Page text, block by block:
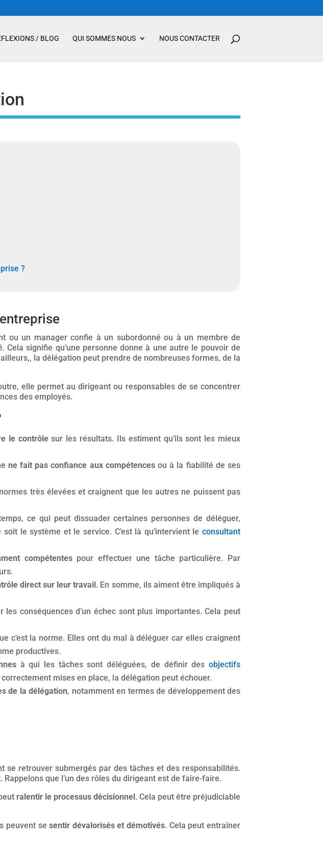
/ BLOG QUI SOMMES NOUS NOUS CONTACTER
?
ou un manager confie à un subordonné ou à un membre de
signifie qu’une personne donne à une autre le pouvoir de
la délégation peut prendre de nombreuses formes, de la
elle permet au dirigeant ou responsables de se concentrer
des employés.
le contrôlesur les résultats. Ils estiment qu’ils sont les mieux
ne fait pas confiance aux compétencesou à la fiabilité de ses
très élevées et craignent que les autres ne puissent pas
ce qui peut dissuader certaines personnes de déléguer,
le système et le service. C’est là qu’intervient le consultant
compétentespour effectuer une tâche particulière. Par
direct sur leur travail. En somme, ils aiment être impliqués à
les conséquences d’un échec sont plus importantes. Cela peut
c’est la norme. Elles ont du mal à déléguer car elles craignent
productives.
à qui les tâches sont déléguées, de définir desobjectifs
mises en place, la délégation peut échouer.
de la délégation, notamment en termes de développement des
se retrouver submergés par des tâches et des responsabilités.
. Rappelons que l’un des rôles du dirigeant est de faire-faire.
ralentir le processus décisionnel. Cela peut être préjudiciable
peuvent sesentir dévalorisés et démotivés. Cela peut entraîner